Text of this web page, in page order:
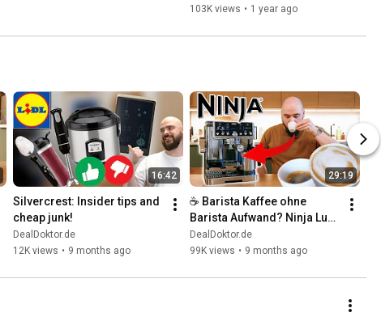
103K views • 1 year ago
16:42
Silvercrest: Insider tips and
cheap junk!
DealDoktor.de
12K views • 9 months ago
29:19
☕ Barista Kaffee ohne
Barista Aufwand? Ninja Luxe
Cafe Pro!
DealDoktor.de
99K views • 9 months ago